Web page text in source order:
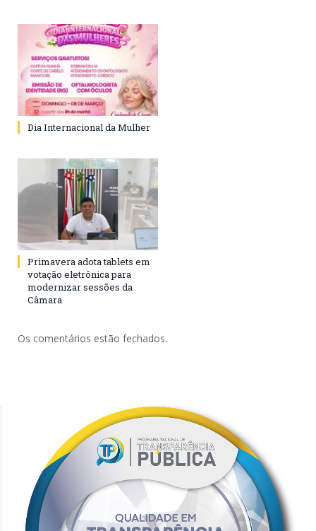
Dia Internacional da Mulher
Primavera adota tablets em
votação eletrônica para
modernizar sessões da
Câmara
Os comentários estão fechados.